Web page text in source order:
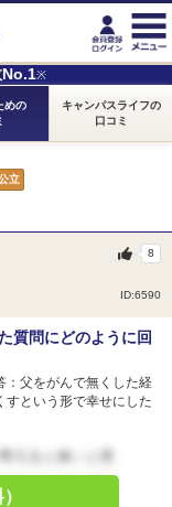
※
めの
キャンパスライフの
口コミ
立
ID:6590
8
質問にどのように回
：父をがんで無くした経
すという形で幸せにした